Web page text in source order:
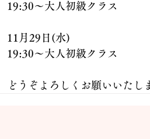
19:30〜大人初級クラス
11月29日(水)
19:30〜大人初級クラス
どうぞよろしくお願いいたし